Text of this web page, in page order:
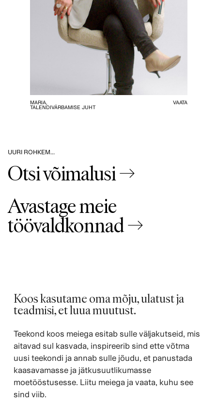
MARIA,
TALENDIVÄRBAMISE JUHT
VAATA
UURI ROHKEM…
Otsi võimalusi →
Avastage meie
töövaldkonnad →
Koos kasutame oma mõju, ulatust ja
teadmisi, et luua muutust.
Teekond koos meiega esitab sulle väljakutseid, mis
aitavad sul kasvada, inspireerib sind ette võtma
uusi teekondi ja annab sulle jõudu, et panustada
kaasavamasse ja jätkusuutlikumasse
moetööstusesse. Liitu meiega ja vaata, kuhu see
sind viib.